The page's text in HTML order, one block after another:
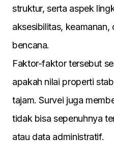
struktur, serta aspek
aksesibilitas, keamanan,
bencana.
Faktor-faktor tersebut
apakah nilai properti
tajam. Survei juga
tidak bisa sepenuhnya
atau data administratif.